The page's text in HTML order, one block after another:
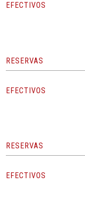
EFECTIVOS
RESERVAS
EFECTIVOS
RESERVAS
EFECTIVOS